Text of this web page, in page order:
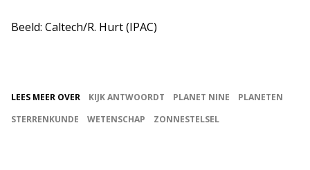
Beeld: Caltech/R. Hurt (IPAC)
LEES MEER OVER KIJK ANTWOORDT PLANET NINE
PLANETEN
STERRENKUNDE
WETENSCHAP ZONNESTELSEL